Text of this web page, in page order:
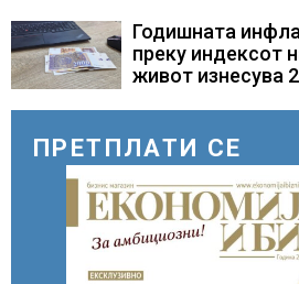
Годишната
преку индексот
живот изнесува
ПРЕТПЛАТИ СЕ